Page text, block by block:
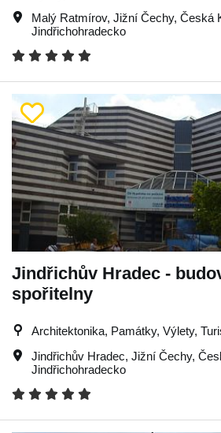
Malý Ratmírov, Jižní Čechy, Česká
Jindřichohradecko
Jindřichův Hradec -
spořitelny
Architektonika, Památky, Výlety,
Jindřichův Hradec, Jižní Čechy,
Jindřichohradecko